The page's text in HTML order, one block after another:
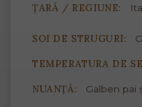
ȚARĂ / REGIUNE:
SOI DE STRUGURI:
TEMPERATURA DE
NUANȚĂ: Galben pai